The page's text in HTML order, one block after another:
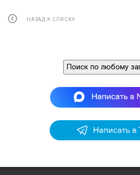
НАЗАД К СПИСКУ
Поиск по любому